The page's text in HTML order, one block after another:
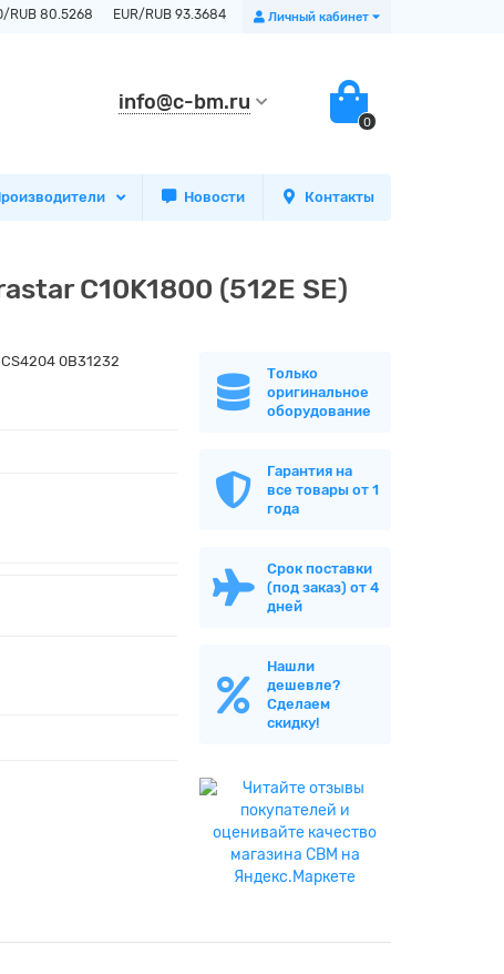
Личный кабинет
RUB 80.5268 EUR/RUB 93.3684
info@c-bm.ru
0
Новости Контакты
C10K1800 (512E SE)
0B31232
Только
оригинальное
оборудование
Гарантия на
все товары от 1
года
Срок поставки
(под заказ) от 4
дней
Нашли
дешевле?
Сделаем
скидку!